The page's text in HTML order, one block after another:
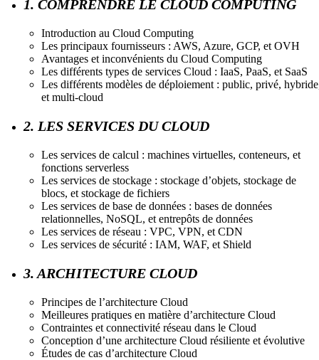
1. COMPRENDRE LE CLOUD COMPUTING
Introduction au Cloud Computing
Les principaux fournisseurs : AWS, Azure, GCP, et OVH
Avantages et inconvénients du Cloud Computing
Les différents types de services Cloud : IaaS, PaaS, et SaaS
Les différents modèles de déploiement : public, privé,
et multi-cloud
2. LES SERVICES DU CLOUD
Les services de calcul : machines virtuelles, conteneurs, et
fonctions serverless
Les services de stockage : stockage d’objets, stockage de
blocs, et stockage de fichiers
Les services de base de données : bases de données
relationnelles, NoSQL, et entrepôts de données
Les services de réseau : VPC, VPN, et CDN
Les services de sécurité : IAM, WAF, et Shield
3. ARCHITECTURE CLOUD
Principes de l’architecture Cloud
Meilleures pratiques en matière d’architecture Cloud
Contraintes et connectivité réseau dans le Cloud
Conception d’une architecture Cloud résiliente et évolutive
Études de cas d’architecture Cloud